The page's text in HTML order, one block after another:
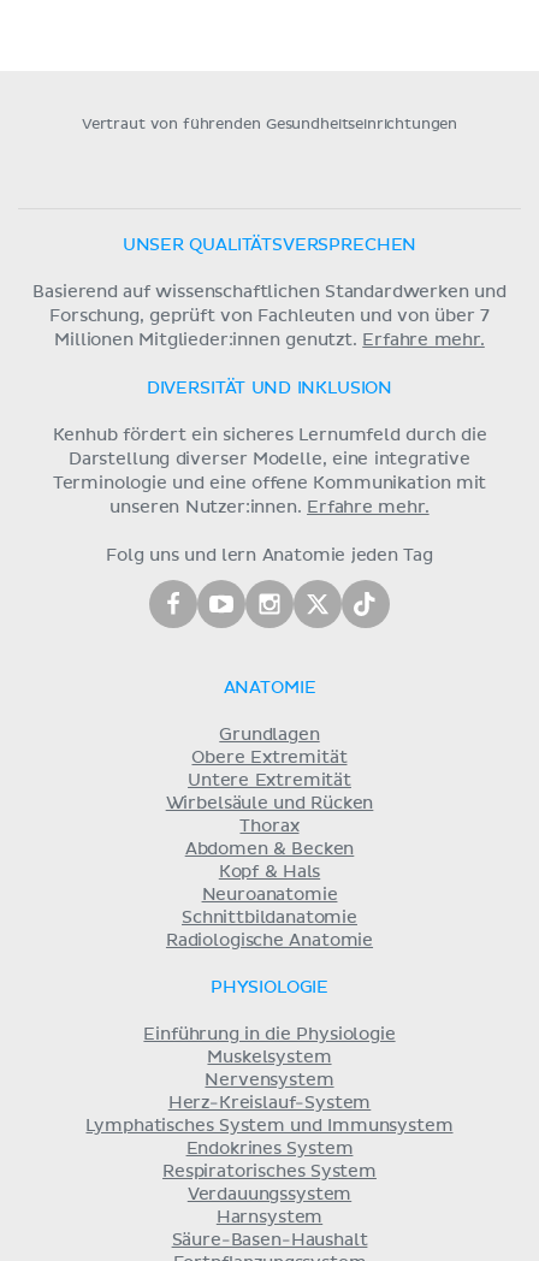
Vertraut von führenden Gesundheitseinrichtungen
UNSER QUALITÄTSVERSPRECHEN
Basierend auf wissenschaftlichen Standardwerken und
Forschung, geprüft von Fachleuten und von über 7
Millionen Mitglieder:innen genutzt. Erfahre mehr.
DIVERSITÄT UND INKLUSION
Kenhub fördert ein sicheres Lernumfeld durch die
Darstellung diverser Modelle, eine integrative
Terminologie und eine offene Kommunikation mit
unseren Nutzer:innen. Erfahre mehr.
Folg uns und lern Anatomie jeden Tag
ANATOMIE
Grundlagen
Obere Extremität
Untere Extremität
Wirbelsäule und Rücken
Thorax
Abdomen & Becken
Kopf & Hals
Neuroanatomie
Schnittbildanatomie
Radiologische Anatomie
PHYSIOLOGIE
Einführung in die Physiologie
Muskelsystem
Nervensystem
Herz-Kreislauf-System
Lymphatisches System und Immunsystem
Endokrines System
Respiratorisches System
Verdauungssystem
Harnsystem
Säure-Basen-Haushalt